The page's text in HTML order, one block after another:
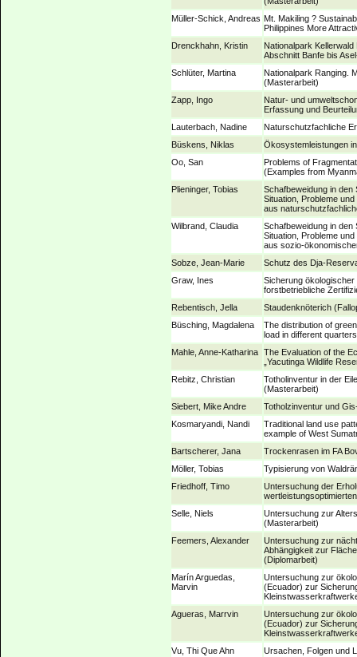
Müller-Schick, Andreas Mt. Makiling ?
Philippines More
Drenckhahn, Kristin
Nationalpark
Abschnitt Banfe bis
Schlüter, Martina
Nationalpark Ranging.
(Masterarbeit)
Zapp, Ingo
Natur- und
Erfassung und
Lauterbach, Nadine
Naturschutzfachliche
Büskens, Niklas
Ökosystemleistungen
Oo, San
Problems of
(Examples from
Plieninger, Tobias
Schafbeweidung in
Situation, Probleme
aus
Wilbrand, Claudia
Schafbeweidung in
Situation, Probleme
aus sozio-
Sobze, Jean-Marie
Schutz des Dja-
Graw, Ines
Sicherung ökologischer
forstbetriebliche
Rebentisch, Jella
Staudenknöterich
Büsching, Magdalena
The distribution of
load in different
Mahle, Anne-Katharina The Evaluation of the
„Yacutinga Wildlife
Rebitz, Christian
Totholinventur in der
(Masterarbeit)
Siebert, Mike Andre
Totholzinventur und
Kosmaryandi, Nandi
Traditional land use
example of West
Bartscherer, Jana
Trockenrasen im FA
Möller, Tobias
Typisierung von
Friedhoff, Timo
Untersuchung der
Selle, Niels
Untersuchung zur
(Masterarbeit)
Feemers, Alexander
Untersuchung zur
Abhängigkeit zur
(Diplomarbeit)
Marín Arguedas,
Marvin
Untersuchung zur
(Ecuador) zur
Agueras, Marrvin
Untersuchung zur
(Ecuador) zur
Vu, Thi Que Ahn
Ursachen, Folgen und